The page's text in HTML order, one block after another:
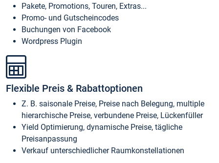
Pakete, Promotions, Touren, Extras...
Promo- und Gutscheincodes
Buchungen von Facebook
Wordpress Plugin
Flexible Preis & Rabattoptionen
Z. B. saisonale Preise, Preise nach Belegung, multiple
hierarchische Preise, verbundene Preise, Lückenfüller
Yield Optimierung, dynamische Preise, tägliche
Preisanpassung
Verkauf unterschiedlicher Raumkonstellationen